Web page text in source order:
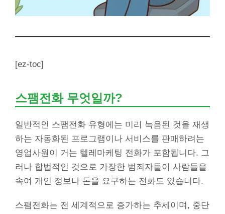
[ez-toc]
스팸전화 무엇일까?
일반적인 스팸전화 유형에는 미리 녹음된 것을 재생
하는 자동화된 프로그램이나 서비스를 판매하려는
영업사원이 거는 텔레마케팅 전화가 포함됩니다. 그
러나 합법적인 것으로 가장한 범죄자들이 사람들을
속여 개인 정보나 돈을 요구하는 전화도 있습니다.
스팸전화는 전 세계적으로 증가하는 추세이며, 중단